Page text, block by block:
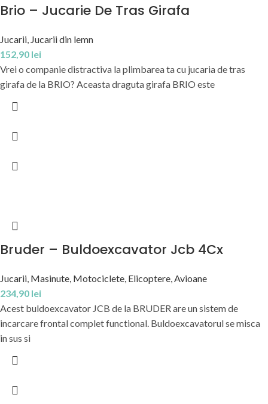
Brio – Jucarie De Tras Girafa
Jucarii, Jucarii din lemn
152,90 lei
Vrei o companie distractiva la plimbarea ta cu jucaria de tras
girafa de la BRIO? Aceasta draguta girafa BRIO este
Bruder – Buldoexcavator Jcb 4Cx
Jucarii, Masinute, Motociclete, Elicoptere, Avioane
234,90 lei
Acest buldoexcavator JCB de la BRUDER are un sistem de
incarcare frontal complet functional. Buldoexcavatorul se misca
in sus si